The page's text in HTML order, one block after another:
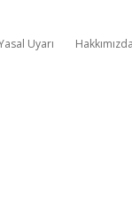
Uyarı Hakkımızda